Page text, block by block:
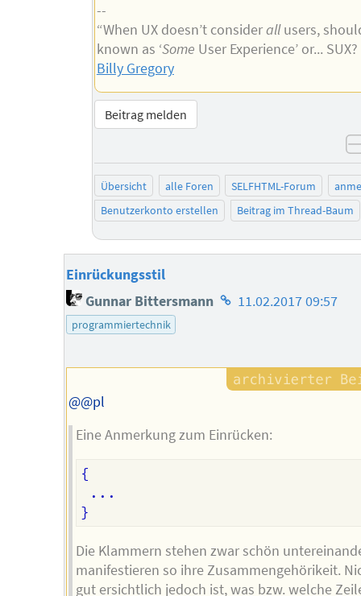
--
“When UX doesn’t considerallusers,
known as ‘Some User Experience’ or...
Billy Gregory
Beitrag melden
Übersicht alle Foren SELFHTML-Forum
Benutzerkonto erstellen
Beitrag im Thread-Baum
Einrückungsstil
Gunnar Bittersmann Homepage
11.02.2017 09:57
programmiertechnik
@@pl
Eine Anmerkung zum Einrücken:
{
...
Die Klammern stehen zwar schön
manifestieren so ihre Zusammengehörikeit.
gut ersichtlich jedoch ist, was bzw. welche